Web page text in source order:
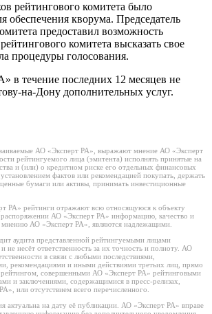
рейтингового комитета было
обеспечения кворума. Председатель
предоставил возможность
комитета высказать свое
процедуры голосования.
в течение последних 12 месяцев не
на-Дону дополнительных услуг.
АО «Эксперт РА», выражают мнение АО «Эксперт
рейтингуемого лица (эмитента) исполнять принятые на
и (или) о кредитном риске его отдельных финансовых
установлением фактов или рекомендацией покупать, держать
бумаги или активы, принимать инвестиционные
РА» рейтинги отражают всю относящуюся к объекту
АО «Эксперт РА» информацию, качество и
мнению АО «Эксперт РА», являются надлежащими.
аудита представленной рейтингуемыми лицами
не несёт ответственность за их точность и полноту. АО
в связи с любыми последствиями,
рекомендациями и иными действиями третьих лиц, прямо
рейтингом, совершенными АО «Эксперт РА» рейтинговыми
и заключениями, содержащимися в пресс-релизах,
или отсутствием всего перечисленного.
актуальна на дату её публикации. АО «Эксперт РА» вправе